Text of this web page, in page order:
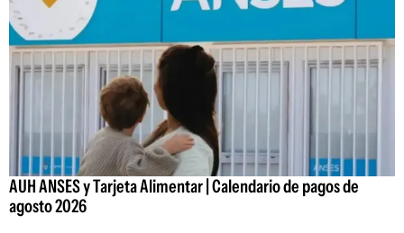
AUH ANSES y Tarjeta Alimentar | Calendario de pagos de
agosto 2026